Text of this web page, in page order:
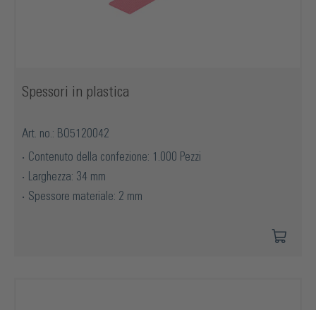
Spessori in plastica
Art. no.: BO5120042
Contenuto della confezione: 1.000 Pezzi
Larghezza: 34 mm
Spessore materiale: 2 mm